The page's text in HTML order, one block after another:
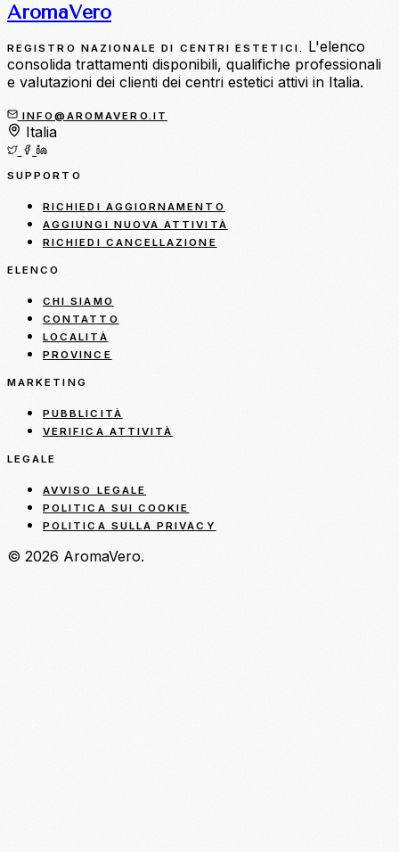
AromaVero
REGISTRO NAZIONALE DI CENTRI ESTETICI.
L'elenco
consolida trattamenti disponibili, qualifiche professionali
e valutazioni dei clienti dei centri estetici attivi in Italia.
INFO@AROMAVERO.IT
Italia
SUPPORTO
RICHIEDI AGGIORNAMENTO
AGGIUNGI NUOVA ATTIVITÀ
RICHIEDI CANCELLAZIONE
ELENCO
CHI SIAMO
CONTATTO
LOCALITÀ
PROVINCE
MARKETING
PUBBLICITÀ
VERIFICA ATTIVITÀ
LEGALE
AVVISO LEGALE
POLITICA SUI COOKIE
POLITICA SULLA PRIVACY
© 2026 AromaVero.